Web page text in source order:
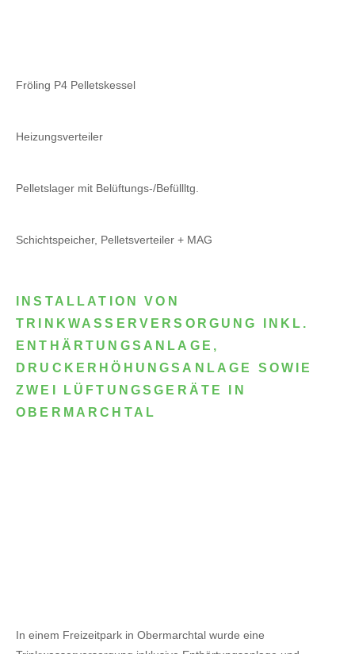
Fröling P4 Pelletskessel
Heizungsverteiler
Pelletslager mit Belüftungs-/Befüllltg.
Schichtspeicher, Pelletsverteiler + MAG
INSTALLATION VON
TRINKWASSERVERSORGUNG INKL.
ENTHÄRTUNGSANLAGE,
DRUCKERHÖHUNGSANLAGE SOWIE
ZWEI LÜFTUNGSGERÄTE IN
OBERMARCHTAL
In einem Freizeitpark in Obermarchtal wurde eine